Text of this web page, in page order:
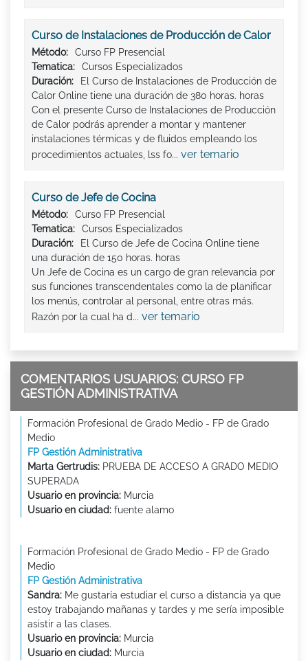
Curso de Instalaciones de Producción de Calor
Método:
Curso FP Presencial
Tematica:
Cursos Especializados
Duración:
El Curso de Instalaciones de Producción de
Calor Online tiene una duración de 380 horas. horas
Con el presente Curso de Instalaciones de Producción
de Calor podrás aprender a montar y mantener
instalaciones térmicas y de fluidos empleando los
procedimientos actuales, lss fo... ver temario
Curso de Jefe de Cocina
Método:
Curso FP Presencial
Tematica:
Cursos Especializados
Duración:
El Curso de Jefe de Cocina Online tiene
una duración de 150 horas. horas
Un Jefe de Cocina es un cargo de gran relevancia por
sus funciones transcendentales como la de planificar
los menús, controlar al personal, entre otras más.
Razón por la cual ha d... ver temario
COMENTARIOS USUARIOS: CURSO FP
GESTIÓN ADMINISTRATIVA
Formación Profesional de Grado Medio - FP de Grado
Medio
FP Gestión Administrativa
Marta Gertrudis: PRUEBA DE ACCESO A GRADO MEDIO
SUPERADA
Usuario en provincia: Murcia
Usuario en ciudad: fuente alamo
Formación Profesional de Grado Medio - FP de Grado
Medio
FP Gestión Administrativa
Sandra: Me gustaría estudiar el curso a distancia ya que
estoy trabajando mañanas y tardes y me sería imposible
asistir a las clases.
Usuario en provincia: Murcia
Usuario en ciudad: Murcia